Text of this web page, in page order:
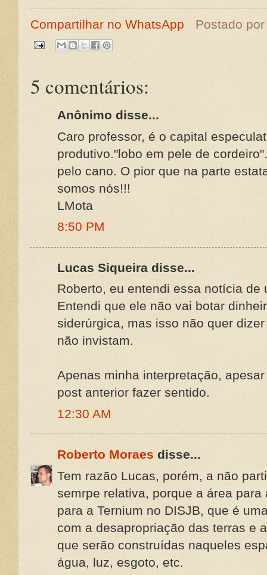
Compartilhar no WhatsApp Postado
5 comentários:
Anônimo disse...
Caro professor, é o capital
produtivo."lobo em pele de
pelo cano. O pior que na parte
somos nós!!!
LMota
8:50 PM
Lucas Siqueira disse...
Roberto, eu entendi essa notícia de
Entendi que ele não vai botar
siderúrgica, mas isso não quer
não invistam.
Apenas minha interpretação,
post anterior fazer sentido.
12:30 AM
Roberto Moraes disse...
Tem razão Lucas, porém, a não
semrpe relativa, porque a área
para a Ternium no DISJB, que é
com a desapropriação das terras e
que serão construídas naqueles
água, luz, esgoto, etc.